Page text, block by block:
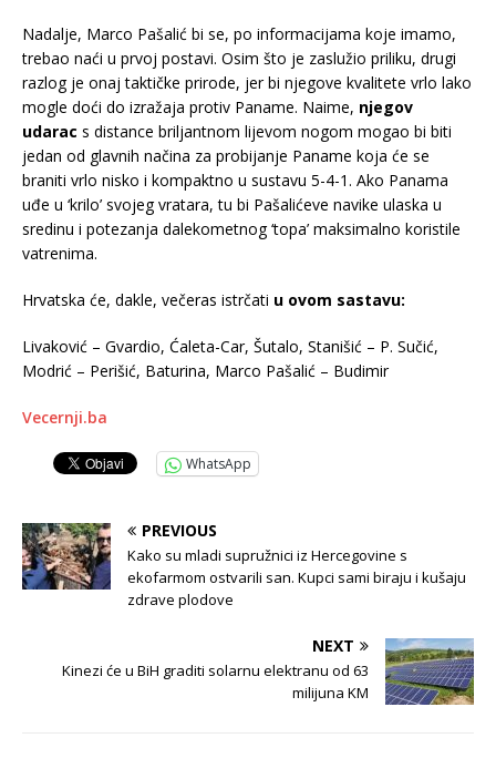
Nadalje, Marco Pašalić bi se, po informacijama koje imamo,
trebao naći u prvoj postavi. Osim što je zaslužio priliku, drugi
razlog je onaj taktičke prirode, jer bi njegove kvalitete vrlo lako
mogle doći do izražaja protiv Paname. Naime, njegov
udarac s distance briljantnom lijevom nogom mogao bi biti
jedan od glavnih načina za probijanje Paname koja će se
braniti vrlo nisko i kompaktno u sustavu 5-4-1. Ako Panama
uđe u ‘krilo’ svojeg vratara, tu bi Pašalićeve navike ulaska u
sredinu i potezanja dalekometnog ‘topa’ maksimalno koristile
vatrenima.
Hrvatska će, dakle, večeras istrčati u ovom sastavu:
Livaković – Gvardio, Ćaleta-Car, Šutalo, Stanišić – P. Sučić,
Modrić – Perišić, Baturina, Marco Pašalić – Budimir
Vecernji.ba
WhatsApp
PREVIOUS
Kako su mladi supružnici iz Hercegovine s
ekofarmom ostvarili san. Kupci sami biraju i kušaju
zdrave plodove
NEXT
Kinezi će u BiH graditi solarnu elektranu od 63
milijuna KM